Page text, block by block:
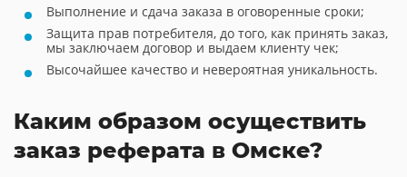
Выполнение и сдача заказа в оговоренные сроки;
Защита прав потребителя, до того, как принять заказ,
мы заключаем договор и выдаем клиенту чек;
Высочайшее качество и невероятная уникальность.
Каким образом осуществить
заказ реферата в Омске?